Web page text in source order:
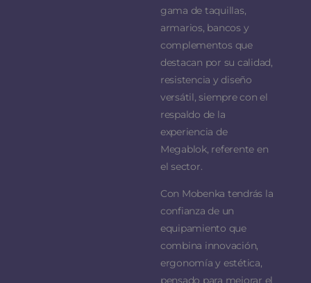
gama de taquillas,
armarios, bancos y
complementos que
destacan por su calidad,
resistencia y diseño
versátil, siempre con el
respaldo de la
experiencia de
Megablok, referente en
el sector.
Con Mobenka tendrás la
confianza de un
equipamiento que
combina innovación,
ergonomía y estética,
pensado para mejorar el